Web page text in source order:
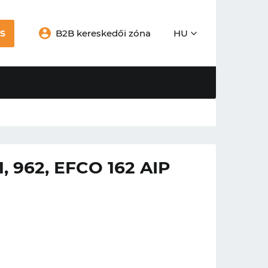
B2B kereskedői zóna HU
962, EFCO 162 AIP